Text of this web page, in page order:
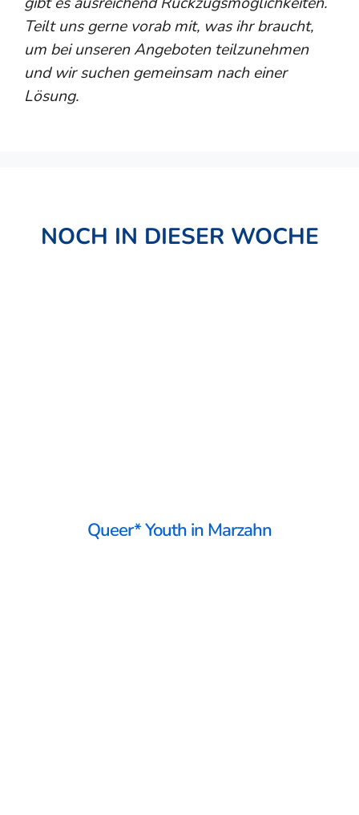
Teilt uns gerne vorab mit, was ihr braucht,
um bei unseren Angeboten teilzunehmen
und wir suchen gemeinsam nach einer
Lösung.
NOCH IN DIESER WOCHE
Queer* Youth in Marzahn